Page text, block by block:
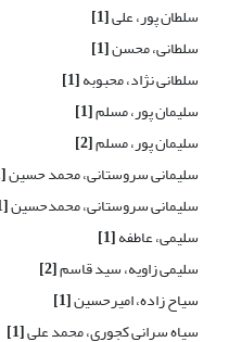
سلطان پور، علی[1]
سلطانی، محسن[1]
سلطانی نژاد، محبوبه[1]
سلیمان پور، مسلم[1]
سلیمان پور، مسلم[2]
سلیمانی سروستانی، محمد حسین[1]
سلیمانی سروستانی، محمدحسین[1]
سلیمی، عاطفه[1]
سلیمی زاویه، سید قاسم[2]
سیاح زاده، امیرحسین[1]
سیاه سرانی کجوری، محمد علی[1]